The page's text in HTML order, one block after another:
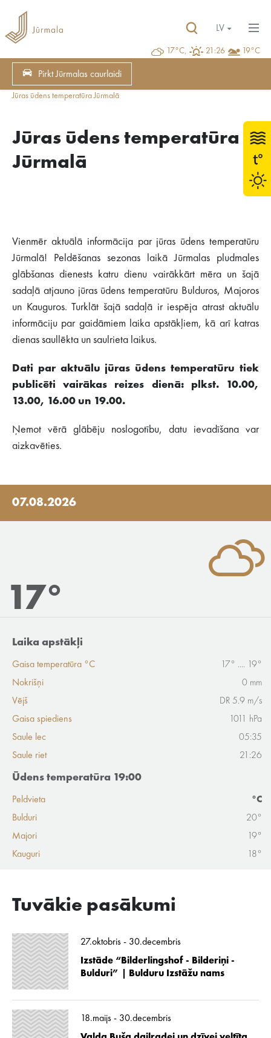
17°C, 21:26 19°C
LV
Pirkt Jūrmalas caurlaidi
Jūras ūdens temperatūra Jūrmalā
Jūras ūdens temperatūra
Jūrmalā
Vienmēr aktuālā informācija par jūras ūdens temperatūru
Jūrmalā! Peldēšanas sezonas laikā Jūrmalas pludmales
glābšanas dienests katru dienu vairākkārt mēra un šajā
sadaļā atjauno jūras ūdens temperatūru Bulduros, Majoros
un Kauguros. Turklāt šajā sadaļā ir iespēja atrast aktuālu
informāciju par gaidāmiem laika apstākļiem, kā arī katras
dienas saullēkta un saulrieta laikus.
Dati par aktuālu jūras ūdens temperatūru tiek
publicēti vairākas reizes dienā: plkst. 10.00,
13.00, 16.00 un 19.00.
Ņemot vērā glābēju noslogotību, datu ievadīšana var
aizkavēties.
07.08.2026
17°
Laika apstākļi
Gaisa temperatūra °C
17° .... 19°
Nokrišņi
0 mm
Vējš
DR 5.9 m/s
Gaisa spiediens
1011 hPa
Saule lec
05:35
Saule riet
21:26
Ūdens temperatūra 19:00
Peldvieta
°C
Bulduri
20°
Majori
19°
Kauguri
18°
Tuvākie pasākumi
27.oktobris - 30.decembris
Izstāde “Bilderlingshof - Bilderiņi -
Bulduri” | Bulduru Izstāžu nams
18.maijs - 30.decembris